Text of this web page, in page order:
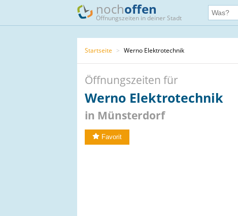
nochoffen
Öffnungszeiten in deiner Stadt
Startseite > Werno Elektrotechnik
Öffnungszeiten für
Werno Elektrotechnik
in Münsterdorf
Favorit